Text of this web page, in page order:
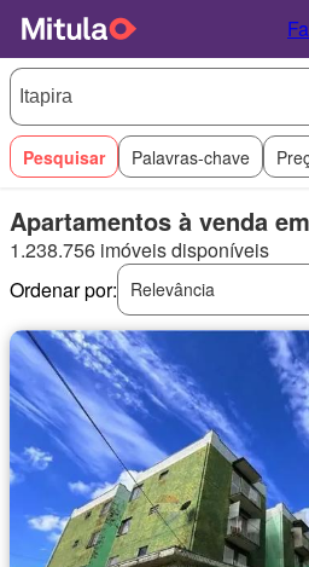
Pesquisar Palavras-chave
Apartamentos à venda
1.238.756 imóveis disponíveis
Ordenar por:
Relevância